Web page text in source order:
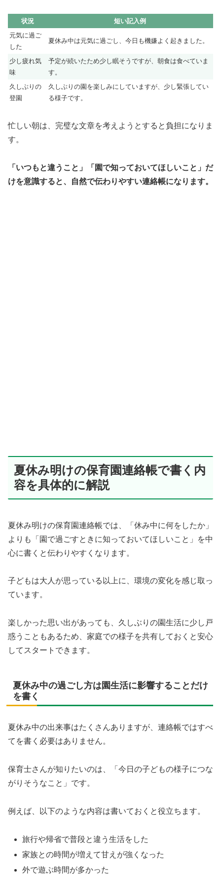
状況
短い記入例
元気に過ご
した
夏休み中は元気に過ごし、今日も機嫌よく起きました。
少し疲れ気
味
予定が続いたため少し眠そうですが、朝食は食べていま
す。
久しぶりの
登園
久しぶりの園を楽しみにしていますが、少し緊張してい
る様子です。
忙しい朝は、完璧な文章を考えようとすると負担になりま
す。
「いつもと違うこと」「園で知っておいてほしいこと」だ
けを意識すると、自然で伝わりやすい連絡帳になります。
夏休み明けの保育園連絡帳で書く内
容を具体的に解説
夏休み明けの保育園連絡帳では、「休み中に何をしたか」
よりも「園で過ごすときに知っておいてほしいこと」を中
心に書くと伝わりやすくなります。
子どもは大人が思っている以上に、環境の変化を感じ取っ
ています。
楽しかった思い出があっても、久しぶりの園生活に少し戸
惑うこともあるため、家庭での様子を共有しておくと安心
してスタートできます。
夏休み中の過ごし方は園生活に影響することだけ
を書く
夏休み中の出来事はたくさんありますが、連絡帳ではすべ
てを書く必要はありません。
保育士さんが知りたいのは、「今日の子どもの様子につな
がりそうなこと」です。
例えば、以下のような内容は書いておくと役立ちます。
旅行や帰省で普段と違う生活をした
家族との時間が増えて甘えが強くなった
外で遊ぶ時間が多かった